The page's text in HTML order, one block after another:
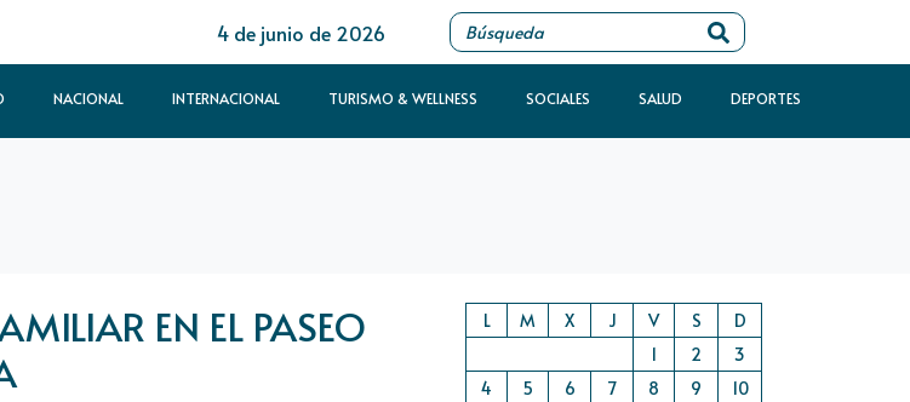
4 de junio de 2026
NACIONAL INTERNACIONAL TURISMO & WELLNESS SOCIALES SALUD DEPORTES
EN EL PASEO
L M X J V S
D
1
2
3
4
5 6 7 8 9
10